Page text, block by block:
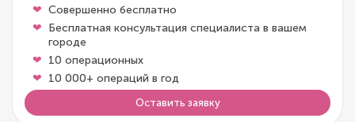
Совершенно бесплатно
Бесплатная консультация специалиста в вашем
городе
10 операционных
10 000+ операций в год
Оставить заявку